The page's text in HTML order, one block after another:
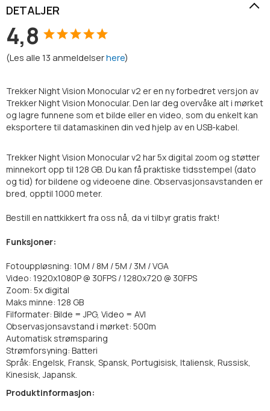
DETALJER
4,8
(Les alle13anmeldelserhere)
Trekker Night Vision Monocular v2 er en ny forbedret versjon av
Trekker Night Vision Monocular. Den lar deg overvåke alt i mørket
og lagre funnene som et bilde eller en video, som du enkelt kan
eksportere til datamaskinen din ved hjelp av en USB-kabel.
Trekker Night Vision Monocular v2 har 5x digital zoom og støtter
minnekort opp til 128 GB. Du kan få praktiske tidsstempel (dato
og tid) for bildene og videoene dine. Observasjonsavstanden er
bred, opptil 1000 meter.
Bestill en nattkikkert fra oss nå, da vi tilbyr gratis frakt!
Funksjoner:
Fotouppløsning: 10M / 8M / 5M / 3M / VGA
Video: 1920x1080P @ 30FPS / 1280x720 @ 30FPS
Zoom: 5x digital
Maks minne: 128 GB
Filformater: Bilde = JPG, Video = AVI
Observasjonsavstand i mørket: 500m
Automatisk strømsparing
Strømforsyning: Batteri
Språk: Engelsk, Fransk, Spansk, Portugisisk, Italiensk, Russisk,
Kinesisk, Japansk.
Produktinformasjon: